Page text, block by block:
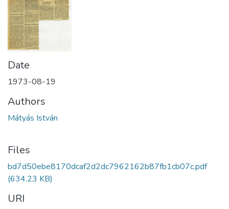
Date
1973-08-19
Authors
Mátyás István
Files
bd7d50ebe8170dcaf2d2dc7962162b87fb1cb07c.pdf
(634.23 KB)
URI